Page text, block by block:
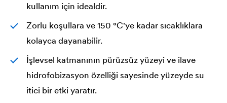
kullanım için idealdir.
Zorlu koşullara ve 150 °C'ye kadar sıcaklıklara
kolayca dayanabilir.
İşlevsel katmanının pürüzsüz yüzeyi ve ilave
hidrofobizasyon özelliği sayesinde yüzeyde su
itici bir etki yaratır.